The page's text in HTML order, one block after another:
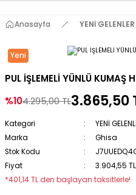
Anasayfa YENİ GELENLER
Yeni
PUL İŞLEMELİ YÜNLÜ KUMAŞ
%104.295,00 TL3.865,50
Kategori YENİ
Marka
Ghisa
Stok Kodu
Fiyat
3.904,55
*401,14 TL den başlayan taksitlerle!